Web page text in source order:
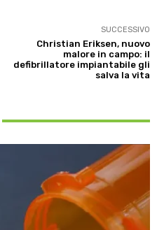
SUCCESSIVO
Christian Eriksen, nuovo
malore in campo: il
defibrillatore impiantabile gli
salva la vita